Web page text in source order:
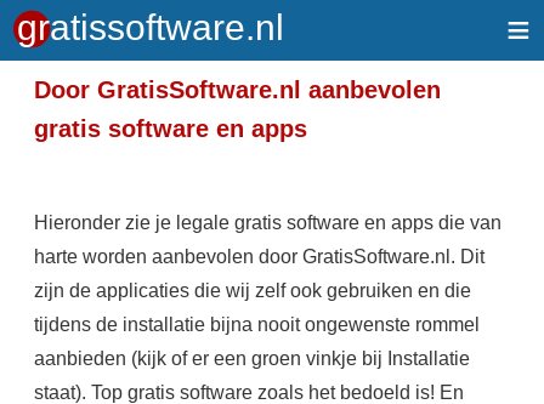
≡
Door GratisSoftware.nl aanbevolen
gratis software en apps
Hieronder zie je legale gratis software en apps die van
harte worden aanbevolen door GratisSoftware.nl. Dit
zijn de applicaties die wij zelf ook gebruiken en die
tijdens de installatie bijna nooit ongewenste rommel
aanbieden (kijk of er een groen vinkje bij Installatie
staat). Top gratis software zoals het bedoeld is! En